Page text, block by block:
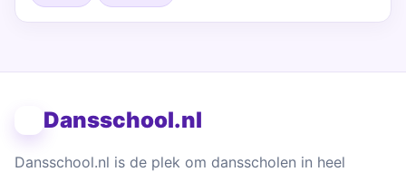
Dansschool.nl
Dansschool.nl is de plek om dansscholen in heel